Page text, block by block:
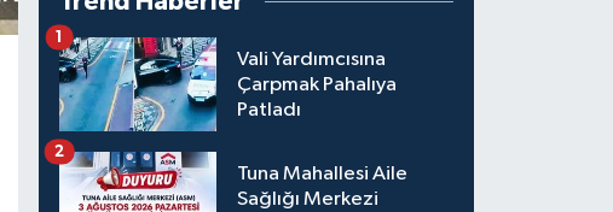
Vali Yardımcısına
Çarpmak Pahalıya
Patladı
1
Tuna Mahallesi Aile
Sağlığı Merkezi
2